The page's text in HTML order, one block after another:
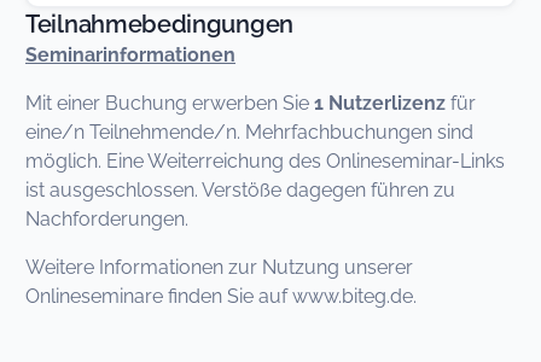
Teilnahmebedingungen
Seminarinformationen
Mit einer Buchung erwerben Sie 1 Nutzerlizenz für
eine/n Teilnehmende/n. Mehrfachbuchungen sind
möglich. Eine Weiterreichung des Onlineseminar-Links
ist ausgeschlossen. Verstöße dagegen führen zu
Nachforderungen.
Weitere Informationen zur Nutzung unserer
Onlineseminare finden Sie auf www.biteg.de.